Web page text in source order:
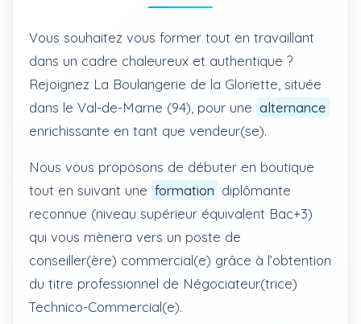
Vous souhaitez vous former tout en travaillant
dans un cadre chaleureux et authentique ?
Rejoignez La Boulangerie de la Gloriette, située
dans le Val-de-Marne (94), pour une alternance
enrichissante en tant que vendeur(se).
Nous vous proposons de débuter en boutique
tout en suivant une formation diplômante
reconnue (niveau supérieur équivalent Bac+3)
qui vous mènera vers un poste de
conseiller(ère) commercial(e) grâce à l’obtention
du titre professionnel de Négociateur(trice)
Technico-Commercial(e).